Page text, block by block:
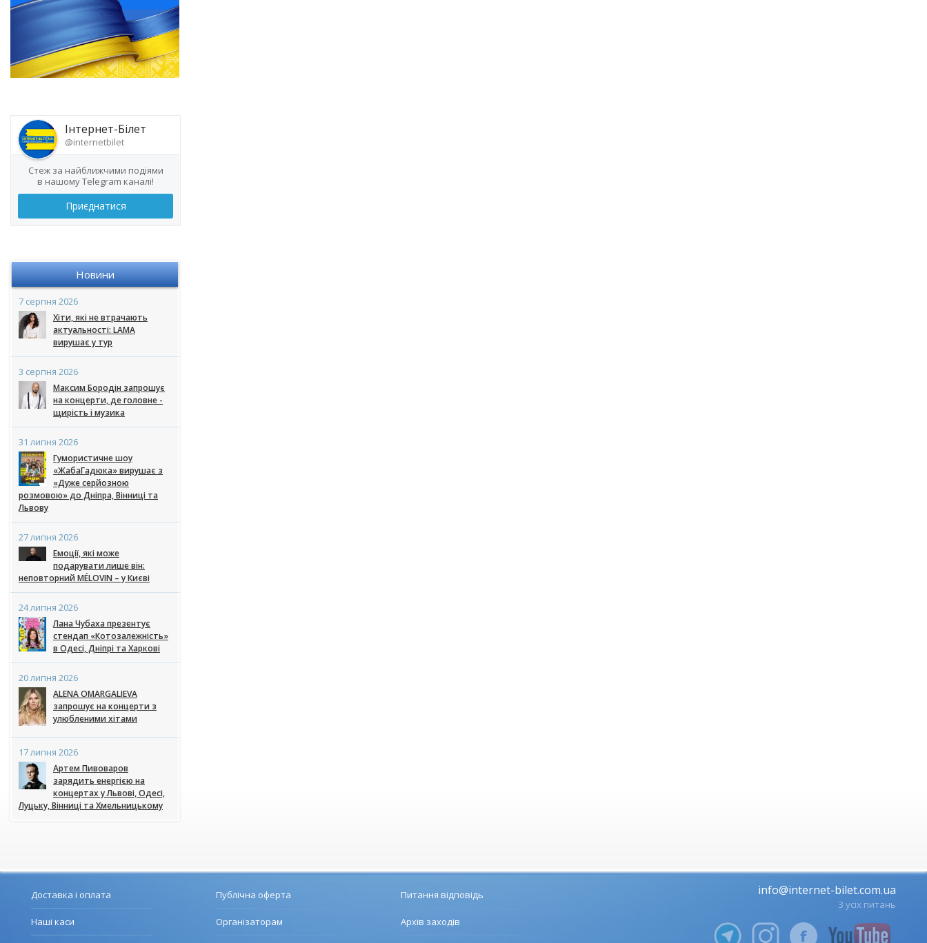
Інтернет-Білет
@internetbilet
Стеж за найближчими подіями
в нашому Telegram каналі!
Приєднатися
Новини
7 серпня 2026
Хіти, які не втрачають
актуальності: LAMA
вирушає у тур
3 серпня 2026
Максим Бородін запрошує
на концерти, де головне -
щирість і музика
31 липня 2026
Гумористичне шоу
«ЖабаГадюка» вирушає з
«Дуже серйозною
розмовою» до Дніпра, Вінниці та
Львову
27 липня 2026
Емоції, які може
подарувати лише він:
неповторний MÉLOVIN – у Києві
24 липня 2026
Лана Чубаха презентує
стендап «Котозалежність»
в Одесі, Дніпрі та Харкові
20 липня 2026
ALENA OMARGALIEVA
запрошує на концерти з
улюбленими хітами
17 липня 2026
Артем Пивоваров
зарядить енергією на
концертах у Львові, Одесі,
Луцьку, Вінниці та Хмельницькому
Доставка і оплата
Наші каси
Публічна оферта
Організаторам
Питання відповідь
Архів заходів
info@internet-bilet.com.ua
З усіх питань